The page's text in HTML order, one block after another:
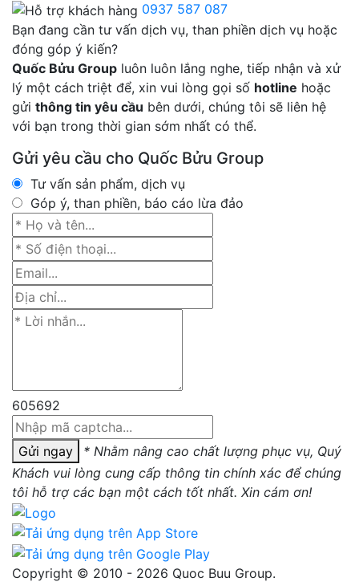
0937 587 087
Bạn đang cần tư vấn dịch vụ, than phiền dịch vụ hoặc
đóng góp ý kiến?
Quốc Bửu Group luôn luôn lắng nghe, tiếp nhận và xử
lý một cách triệt để, xin vui lòng gọi số hotline hoặc
gửi thông tin yêu cầu bên dưới, chúng tôi sẽ liên hệ
với bạn trong thời gian sớm nhất có thể.
Gửi yêu cầu cho Quốc Bửu Group
Tư vấn sản phẩm, dịch vụ
Góp ý, than phiền, báo cáo lừa đảo
605692
Gửi ngay
* Nhằm nâng cao chất lượng phục vụ, Quý
Khách vui lòng cung cấp thông tin chính xác để chúng
tôi hỗ trợ các bạn một cách tốt nhất. Xin cám ơn!
Copyright © 2010 - 2026 Quoc Buu Group.